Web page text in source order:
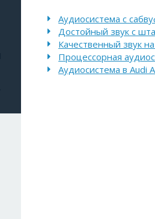
Аудиосистема с
Достойный звук с
Качественный звук
Процессорная
Аудиосистема в Audi